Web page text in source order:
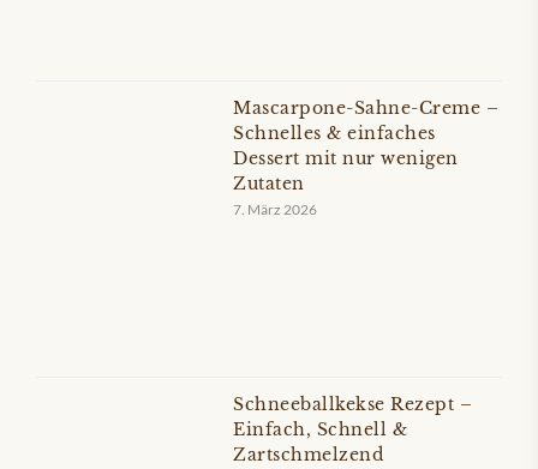
Mascarpone-Sahne-Creme –
Schnelles & einfaches
Dessert mit nur wenigen
Zutaten
7. März 2026
Schneeballkekse Rezept –
Einfach, Schnell &
Zartschmelzend